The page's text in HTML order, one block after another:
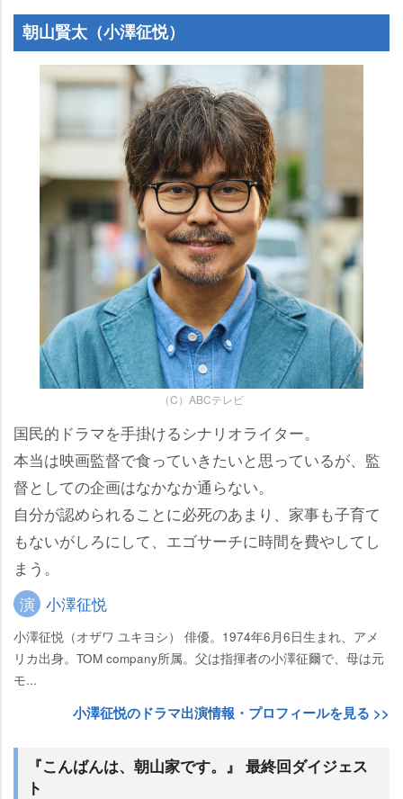
朝山賢太（小澤征悦）
（C）ABCテレビ
国民的ドラマを手掛けるシナリオライター。
本当は映画監督で食っていきたいと思っているが、監
督としての企画はなかなか通らない。
自分が認められることに必死のあまり、家事も子育て
もないがしろにして、エゴサーチに時間を費やしてし
まう。
演 小澤征悦
小澤征悦（オザワ ユキヨシ） 俳優。1974年6月6日生まれ、アメ
リカ出身。TOM company所属。父は指揮者の小澤征爾で、母は元
モ...
小澤征悦のドラマ出演情報・プロフィールを見る >>
『こんばんは、朝山家です。』 最終回ダイジェス
ト